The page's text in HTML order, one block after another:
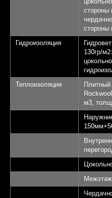
стороны
стороны
Гидроизоляция
130гр/
Теплоизоляция
Плитный
м3,
Площадь 145,32
Выставочный
дом "Алмаз"
Спален - 3